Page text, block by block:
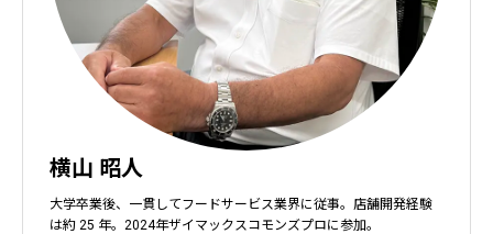
横山 昭人
大学卒業後、一貫してフードサービス業界に従事。店舗開発経験
は約 25 年。2024年ザイマックスコモンズプロに参加。